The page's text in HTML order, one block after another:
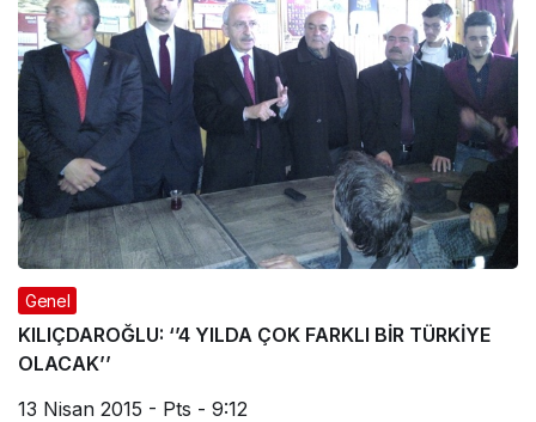
Genel
KILIÇDAROĞLU: ‘’4 YILDA ÇOK FARKLI BİR TÜRKİYE
OLACAK’’
13 Nisan 2015 - Pts - 9:12